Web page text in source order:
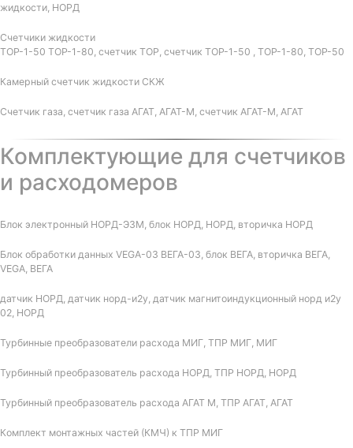
жидкости, НОРД
Счетчики жидкости
ТОР-1-50 ТОР-1-80, счетчик ТОР, счетчик ТОР-1-50 , ТОР-1-80, ТОР-50
Камерный счетчик жидкости СКЖ
Счетчик газа, счетчик газа АГАТ, АГАТ-М, счетчик АГАТ-М, АГАТ
Комплектующие для счетчиков
и расходомеров
Блок электронный НОРД-Э3М, блок НОРД, НОРД, вторичка НОРД
Блок обработки данных VEGA-03 ВЕГА-03, блок ВЕГА, вторичка ВЕГА,
VEGA, ВЕГА
датчик НОРД, датчик норд-и2у, датчик магнитоиндукционный норд и2у
02, НОРД
Турбинные преобразователи расхода МИГ, ТПР МИГ, МИГ
Турбинный преобразователь расхода НОРД, ТПР НОРД, НОРД
Турбинный преобразователь расхода АГАТ М, ТПР АГАТ, АГАТ
Комплект монтажных частей (КМЧ) к ТПР МИГ